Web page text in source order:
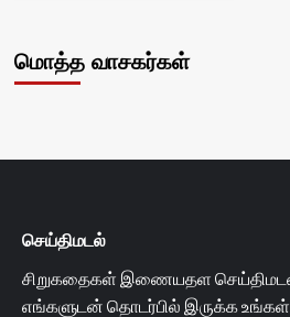
மொத்த வாசகர்கள்
செய்திமடல்
சிறுகதைகள் இணையதள
எங்களுடன் தொடர்பில் இருக்க